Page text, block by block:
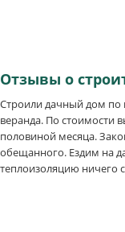
Отзывы о
Строили дачный дом по
веранда. По стоимости
половиной месяца.
обещанного. Ездим на
теплоизоляцию ничего